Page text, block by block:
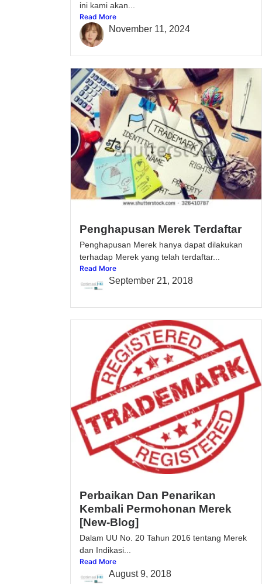
ini kami akan...
Read More
November 11, 2024
Penghapusan Merek Terdaftar
Penghapusan Merek hanya dapat dilakukan
terhadap Merek yang telah terdaftar...
Read More
September 21, 2018
Perbaikan Dan Penarikan
Kembali Permohonan Merek
[New-Blog]
Dalam UU No. 20 Tahun 2016 tentang Merek
dan Indikasi...
Read More
August 9, 2018